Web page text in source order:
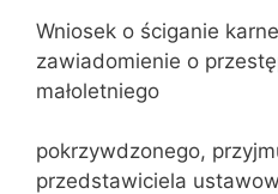
Wniosek o ściganie
zawiadomienie o
małoletniego
pokrzywdzonego,
przedstawiciela